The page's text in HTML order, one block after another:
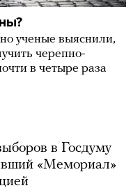
ученые выяснили,
черепно-
в четыре раза
в Госдуму
«Мемориал»